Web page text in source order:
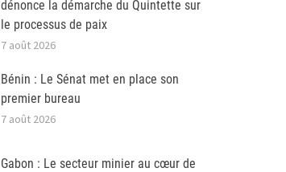
dénonce la démarche du Quintette sur
le processus de paix
7 août 2026
Bénin : Le Sénat met en place son
premier bureau
7 août 2026
Gabon : Le secteur minier au cœur de